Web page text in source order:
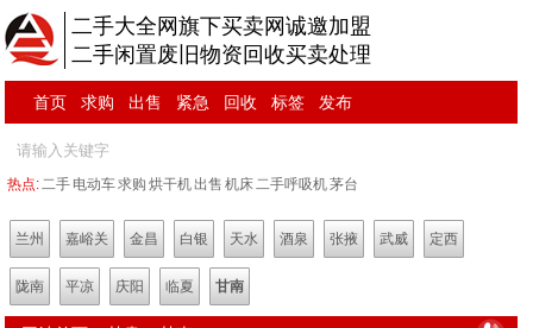
二手大全网旗下买卖网诚邀加盟
二手闲置废旧物资回收买卖处理
首页 求购 出售 紧急 回收 标签 发布
热点:二手 电动车求购 烘干机出售 机床二手呼吸机茅台
兰州 嘉峪关 金昌 白银 天水 酒泉 张掖 武威 定西
陇南 平凉 庆阳 临夏 甘南